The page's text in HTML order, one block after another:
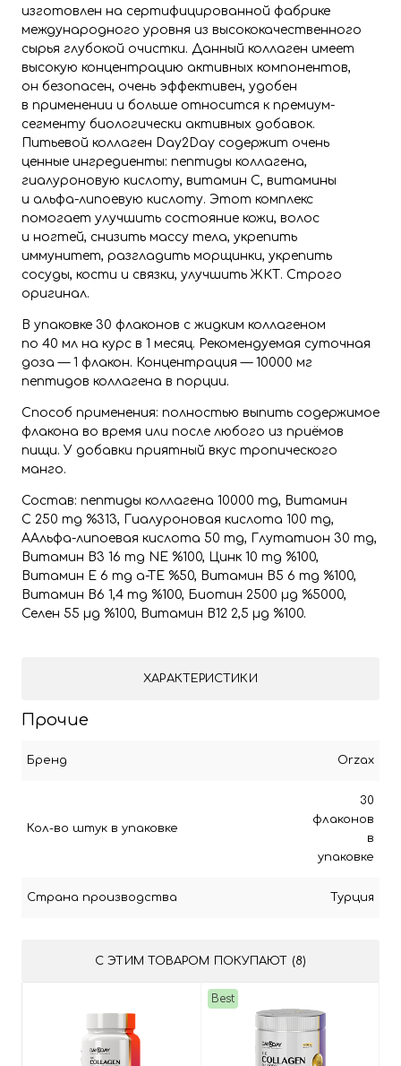
изготовлен на сертифицированной фабрике
международного уровня из высококачественного
сырья глубокой очистки. Данный коллаген имеет
высокую концентрацию активных компонентов,
он безопасен, очень эффективен, удобен
в применении и больше относится к премиум-
сегменту биологически активных добавок.
Питьевой коллаген Day2Day содержит очень
ценные ингредиенты: пептиды коллагена,
гиалуроновую кислоту, витамин С, витамины
и альфа-липоевую кислоту. Этот комплекс
помогает улучшить состояние кожи, волос
и ногтей, снизить массу тела, укрепить
иммунитет, разгладить морщинки, укрепить
сосуды, кости и связки, улучшить ЖКТ. Строго
оригинал.
В упаковке 30 флаконов с жидким коллагеном
по 40 мл на курс в 1 месяц. Рекомендуемая суточная
доза — 1 флакон. Концентрация — 10000 мг
пептидов коллагена в порции.
Способ применения: полностью выпить содержимое
флакона во время или после любого из приёмов
пищи. У добавки приятный вкус тропического
манго.
Состав: пептиды коллагена 10000 mg, Витамин
C 250 mg %313, Гиалуроновая кислота 100 mg,
AАльфа-липоевая кислота 50 mg, Глутатион 30 mg,
Витамин B3 16 mg NE %100, Цинк 10 mg %100,
Витамин E 6 mg a-TE %50, Витамин B5 6 mg %100,
Витамин B6 1,4 mg %100, Биотин 2500 µg %5000,
Селен 55 µg %100, Витамин B12 2,5 µg %100.
ХАРАКТЕРИСТИКИ
Прочие
Бренд Orzax
Кол-во штук в упаковке
30
флаконов
в
упаковке
Страна производства Турция
С ЭТИМ ТОВАРОМ ПОКУПАЮТ (8)
Best